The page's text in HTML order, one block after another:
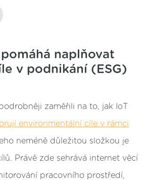
naplňovat
v podnikání (ESG)
zaměřili na to, jak IoT
environmentální cíle v rámci
neméně důležitou složkou je
Právě zde sehrává internet věcí
pracovního prostředí,